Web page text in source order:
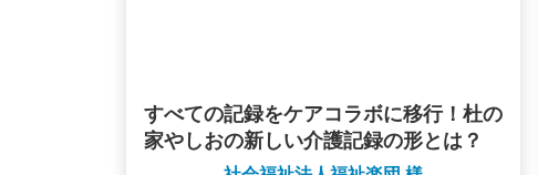
すべての記録をケアコラボに移行！杜の
家やしおの新しい介護記録の形とは？